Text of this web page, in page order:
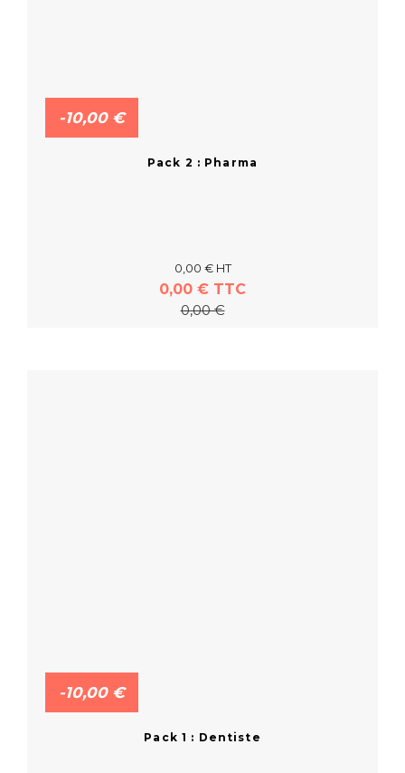
En savoir plus
-10,00 €
Pack 2 : Pharma
0,00 € HT
0,00 € TTC
0,00 €
-10,00 €
Pack 1 : Dentiste